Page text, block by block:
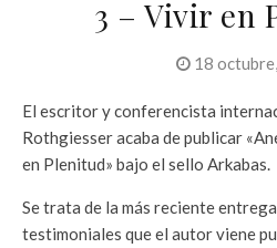
3 – Vivir en
18
El escritor y conferencista
Rothgiesser acaba de publicar
en Plenitud» bajo el sello Arkabas.
Se trata de la más reciente
testimoniales que el autor viene